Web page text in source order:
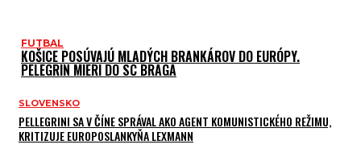
FUTBAL
KOŠICE POSÚVAJÚ MLADÝCH BRANKÁROV DO EURÓPY.
PELEGRIN MIERI DO SC BRAGA
SLOVENSKO
PELLEGRINI SA V ČÍNE SPRÁVAL AKO AGENT KOMUNISTICKÉHO REŽIMU,
KRITIZUJE EUROPOSLANKYŇA LEXMANN